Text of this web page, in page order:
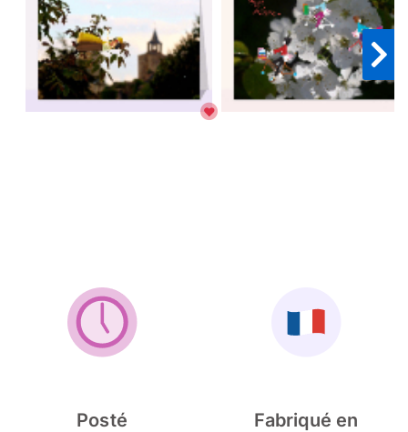
Posté
Fabriqué en